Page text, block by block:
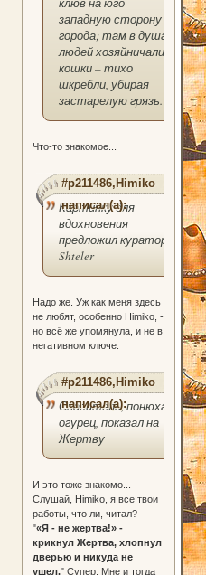
западную сторону
города; там в душах
людей хозяйничали
кошки – тихо
шкребли, убирая
застарелую грязь.
Что-то знакомое...
#p211486,Himiko
написал(а):
Картинку для
вдохновения
предложил куратор
Shteler
Надо же. Уж как меня здесь
не любят, особенно Himiko, -
но всё же упомянула, и не в
негативном ключе.
#p211486,Himiko
написал(а):
Спаситель, понюхав
огурец, показал на
Жертву
И это тоже знакомо...
Слушай, Himiko, я все твои
работы, что ли, читал?
"«Я - не жертва!» -
крикнул Жертва, хлопнул
дверью и никуда не
ушел." Супер. Мне и тогда